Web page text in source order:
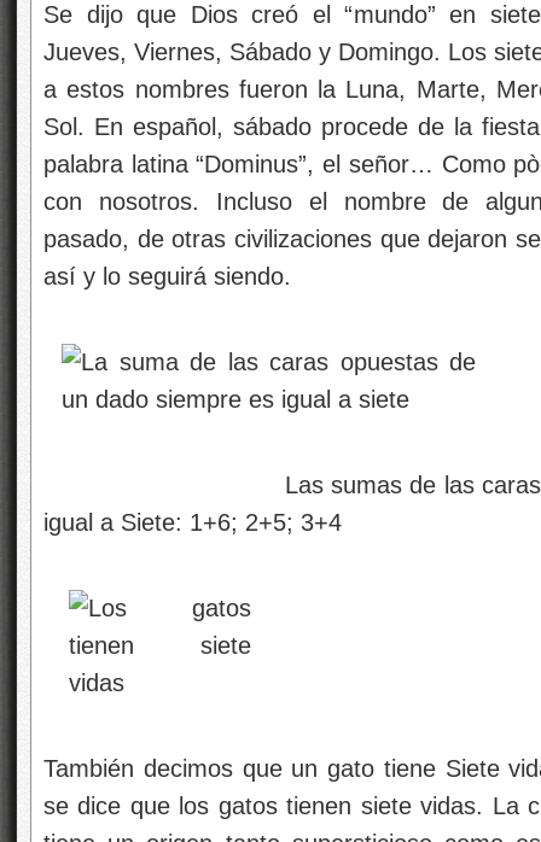
Se dijo que Dios creó el “mundo” en
Jueves, Viernes, Sábado y Domingo. Los
a estos nombres fueron la Luna, Marte,
Sol. En español, sábado procede de la
palabra latina “Dominus”, el señor… Como
con nosotros. Incluso el nombre de
pasado, de otras civilizaciones que dejaron
así y lo seguirá siendo.
Las sumas de las caras
igual a Siete: 1+6; 2+5; 3+4
También decimos que un gato tiene Siete
se dice que los gatos tienen siete vidas. La